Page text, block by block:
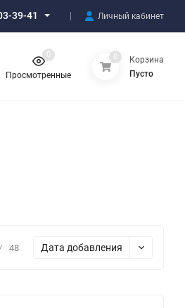
39-41 Личный кабинет
Просмотренные
0 0
Корзина
Пусто
/ 48 Дата добавления